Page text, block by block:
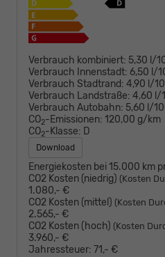
Verbrauch kombiniert: 5,30 l/
Verbrauch Innenstadt: 6,50 l/
Verbrauch Stadtrand: 4,90 l/
Verbrauch Landstraße: 4,60 l/
Verbrauch Autobahn: 5,60 l/
CO2-Emissionen: 120,00 g/km
CO2-Klasse: D
Download
Energiekosten bei 15.000 km
CO2 Kosten (niedrig) (Kosten
1.080,- €
CO2 Kosten (mittel) (Kosten
2.565,- €
CO2 Kosten (hoch) (Kosten
3.960,- €
Jahressteuer: 71,- €